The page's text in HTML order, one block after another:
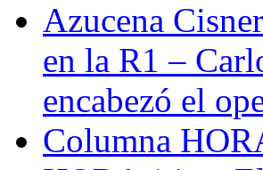
Azucena
en la R1 –
encabezó el
Columna